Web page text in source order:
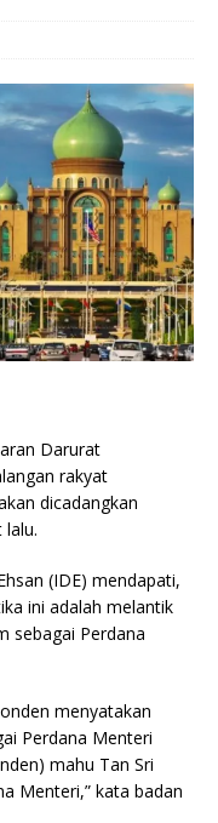
Darurat
rakyat
dicadangkan
lalu.
(IDE) mendapati,
ini adalah melantik
sebagai Perdana
menyatakan
Perdana Menteri
mahu Tan Sri
Menteri,” kata badan